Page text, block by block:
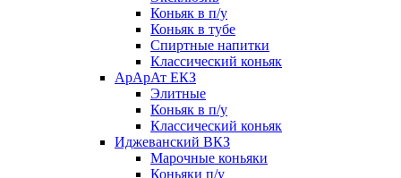
Коньяк в п/у
Коньяк в тубе
Спиртные напитки
Классический коньяк
АрАрАт ЕКЗ
Элитные
Коньяк в п/у
Классический коньяк
Иджеванский ВКЗ
Марочные коньяки
Коньяки п/у